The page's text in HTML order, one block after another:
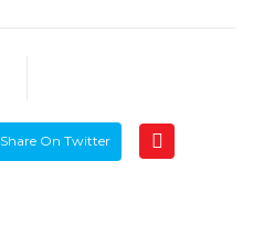
Share On Twitter